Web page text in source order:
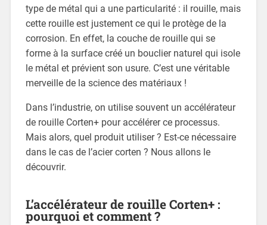
type de métal qui a une particularité : il rouille, mais
cette rouille est justement ce qui le protège de la
corrosion. En effet, la couche de rouille qui se
forme à la surface créé un bouclier naturel qui isole
le métal et prévient son usure. C’est une véritable
merveille de la science des matériaux !
Dans l’industrie, on utilise souvent un accélérateur
de rouille Corten+ pour accélérer ce processus.
Mais alors, quel produit utiliser ? Est-ce nécessaire
dans le cas de l’acier corten ? Nous allons le
découvrir.
L’accélérateur de rouille Corten+ :
pourquoi et comment ?